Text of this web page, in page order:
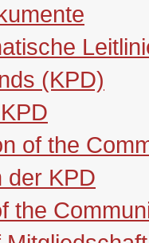
(KPD)
of the
der KPD
the